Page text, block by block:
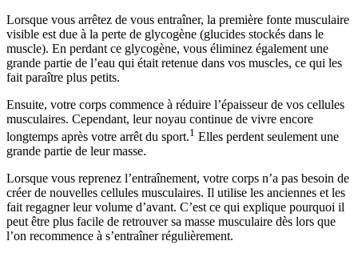
Lorsque vous arrêtez de vous entraîner, la première fonte musculaire
visible est due à la perte de glycogène (glucides stockés dans le
muscle). En perdant ce glycogène, vous éliminez également une
grande partie de l’eau qui était retenue dans vos muscles, ce qui les
fait paraître plus petits.
Ensuite, votre corps commence à réduire l’épaisseur de vos cellules
musculaires. Cependant, leur noyau continue de vivre encore
longtemps après votre arrêt du sport.1 Elles perdent seulement une
grande partie de leur masse.
Lorsque vous reprenez l’entraînement, votre corps n’a pas besoin de
créer de nouvelles cellules musculaires. Il utilise les anciennes et les
fait regagner leur volume d’avant. C’est ce qui explique pourquoi il
peut être plus facile de retrouver sa masse musculaire dès lors que
l’on recommence à s’entraîner régulièrement.